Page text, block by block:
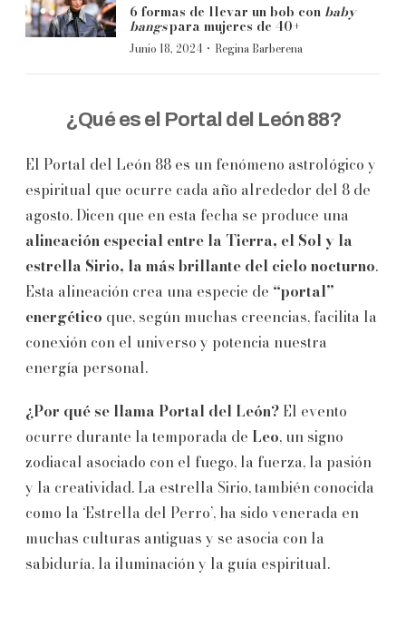
6 formas de llevar un bob conbaby
bangspara mujeres de 40+
Junio 18, 2024 · Regina Barberena
¿Qué es el Portal del León 88?
El Portal del León 88 es un fenómeno astrológico y
espiritual que ocurre cada año alrededor del 8 de
agosto. Dicen que en esta fecha se produce una
alineación especial entre la Tierra, el Sol y la
estrella Sirio, la más brillante del cielo nocturno.
Esta alineación crea una especie de “portal”
energético que, según muchas creencias, facilita la
conexión con el universo y potencia nuestra
energía personal.
¿Por qué se llama Portal del León? El evento
ocurre durante la temporada de Leo, un signo
zodiacal asociado con el fuego, la fuerza, la pasión
y la creatividad. La estrella Sirio, también conocida
como la ‘Estrella del Perro’, ha sido venerada en
muchas culturas antiguas y se asocia con la
sabiduría, la iluminación y la guía espiritual.